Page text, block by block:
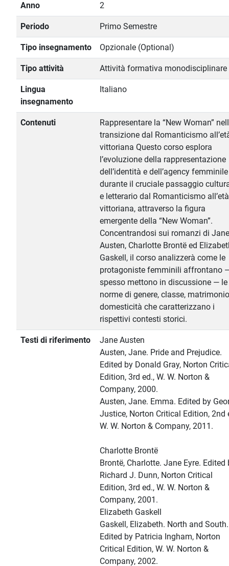
Anno 2
Periodo Primo Semestre
Tipo insegnamento Opzionale (Optional)
Tipo attività Attività formativa monodisciplinare
Lingua
insegnamento
Italiano
Contenuti
Rappresentare la “New Woman”
transizione dal Romanticismo
vittoriana Questo corso esplora
l’evoluzione della rappresentazione
dell’identità e dell’agency femminile
durante il cruciale passaggio
e letterario dal Romanticismo all’età
vittoriana, attraverso la figura
emergente della “New Woman”.
Concentrandosi sui romanzi di Jane
Austen, Charlotte Brontë ed
Gaskell, il corso analizzerà come le
protagoniste femminili affrontano
spesso mettono in discussione — le
norme di genere, classe,
domesticità che caratterizzano i
rispettivi contesti storici.
Testi di riferimento
Jane Austen
Austen, Jane. Pride and Prejudice.
Edited by Donald Gray, Norton
Edition, 3rd ed., W. W. Norton &
Company, 2000.
Austen, Jane. Emma. Edited by
Justice, Norton Critical Edition, 2nd
W. W. Norton & Company, 2011.
Charlotte Brontë
Brontë, Charlotte. Jane Eyre. Edited
Richard J. Dunn, Norton Critical
Edition, 3rd ed., W. W. Norton &
Company, 2001.
Elizabeth Gaskell
Gaskell, Elizabeth. North and South.
Edited by Patricia Ingham, Norton
Critical Edition, W. W. Norton &
Company, 2002.